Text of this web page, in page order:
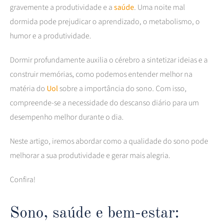
gravemente a produtividade e asaúde. Uma noite mal
dormida pode prejudicar o aprendizado, o metabolismo, o
humor e a produtividade.
Dormir profundamente auxilia o cérebro a sintetizar ideias e a
construir memórias, como podemos entender melhor na
matéria do Uolsobre a importância do sono. Com isso,
compreende-se a necessidade do descanso diário para um
desempenho melhor durante o dia.
Neste artigo, iremos abordar como a qualidade do sono pode
melhorar a sua produtividade e gerar mais alegria.
Confira!
Sono, saúde e bem-estar: